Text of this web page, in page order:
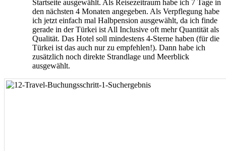
Startseite ausgewählt. Als Reisezeitraum habe ich 7 Tage in
den nächsten 4 Monaten angegeben. Als Verpflegung habe
ich jetzt einfach mal Halbpension ausgewählt, da ich finde
gerade in der Türkei ist All Inclusive oft mehr Quantität als
Qualität. Das Hotel soll mindestens 4-Sterne haben (für die
Türkei ist das auch nur zu empfehlen!). Dann habe ich
zusätzlich noch direkte Strandlage und Meerblick
ausgewählt.